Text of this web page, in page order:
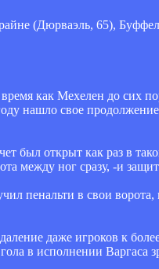
(Дюрваэль, 65),
как Мехелен до сих
нашло свое
был открыт как раз в
между ног сразу, -и
пенальти в свои ворота,
даже игроков к
в исполнении Варгаса